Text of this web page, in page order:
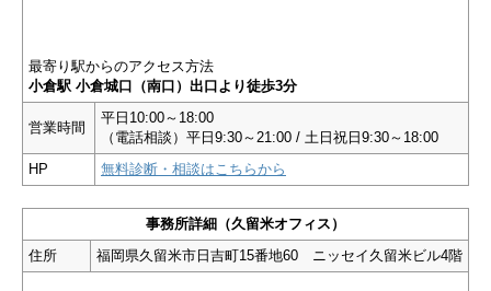
最寄り駅からのアクセス方法
小倉駅 小倉城口（南口）出口より徒歩3分
営業時間
平日10:00～18:00
（電話相談）平日9:30～21:00 / 土日祝日9:30～18:00
HP
無料診断・相談はこちらから
事務所詳細（久留米オフィス）
住所
福岡県久留米市日吉町15番地60 ニッセイ久留米ビル4階